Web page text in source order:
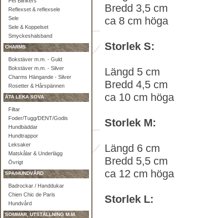
Reflexset & reflexsele
Sele
Sele & Koppelset
Smyckeshalsband
CHARMS
Bokstäver m.m. - Guld
Bokstäver m.m. - Silver
Charms Hängande - Silver
Rosetter & Hårspännen
ÄTA LEKA SOVA
Filtar
Foder/Tugg/DENT/Godis
Hundbäddar
Hundtrappor
Leksaker
Matskålar & Underlägg
Övrigt
SPA/HUNDVÅRD
Badrockar / Handdukar
Chien Chic de Paris
Hundvård
SOMMAR, UTSTÄLLNING M.M.
Bredd 3,5 cm
ca 8 cm höga
Storlek S:
Längd 5 cm
Bredd 4,5 cm
ca 10 cm höga
Storlek M:
Längd 6 cm
Bredd 5,5 cm
ca 12 cm höga
Storlek L: